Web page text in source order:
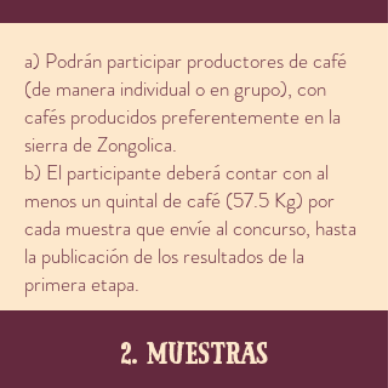
a) Podrán participar productores de café
(de manera individual o en grupo), con
cafés producidos preferentemente en la
sierra de Zongolica.
b) El participante deberá contar con al
menos un quintal de café (57.5 Kg) por
cada muestra que envíe al concurso, hasta
la publicación de los resultados de la
primera etapa.
2. muestras